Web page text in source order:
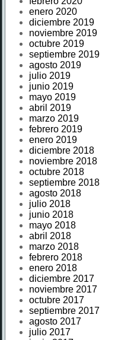
enero 2020
diciembre 2019
noviembre 2019
octubre 2019
septiembre 2019
agosto 2019
julio 2019
junio 2019
mayo 2019
abril 2019
marzo 2019
febrero 2019
enero 2019
diciembre 2018
noviembre 2018
octubre 2018
septiembre 2018
agosto 2018
julio 2018
junio 2018
mayo 2018
abril 2018
marzo 2018
febrero 2018
enero 2018
diciembre 2017
noviembre 2017
octubre 2017
septiembre 2017
agosto 2017
julio 2017